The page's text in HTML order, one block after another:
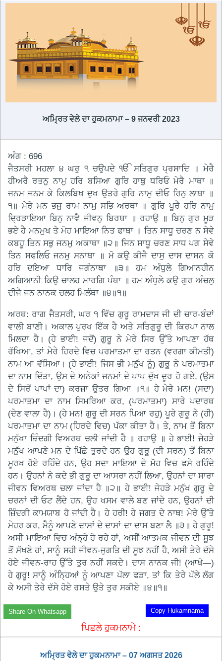
ਅਮ੍ਰਿਤ ਵੇਲੇ ਦਾ ਹੁਕਮਨਾਮਾ – 9 ਜਨਵਰੀ 2023
ਅੰਗ : 696
ਜੈਤਸਰੀ ਮਹਲਾ ੪ ਘਰੁ ੧ ਚਉਪਦੇ ੴ ਸਤਿਗੁਰ ਪ੍ਰਸਾਦਿ ॥ ਮੇਰੈ
ਹੀਅਰੈ ਰਤਨੁ ਨਾਮੁ ਹਰਿ ਬਸਿਆ ਗੁਰਿ ਹਾਥੁ ਧਰਿਓ ਮੇਰੈ ਮਾਥਾ ॥
ਜਨਮ ਜਨਮ ਕੇ ਕਿਲਬਿਖ ਦੁਖ ਉਤਰੇ ਗੁਰਿ ਨਾਮੁ ਦੀਓ ਰਿਨੁ ਲਾਥਾ ॥
੧॥ ਮੇਰੇ ਮਨ ਭਜੁ ਰਾਮ ਨਾਮੁ ਸਭਿ ਅਰਥਾ ॥ ਗੁਰਿ ਪੂਰੈ ਹਰਿ ਨਾਮੁ
ਦ੍ਰਿੜਾਇਆ ਬਿਨੁ ਨਾਵੈ ਜੀਵਨੁ ਬਿਰਥਾ ॥ ਰਹਾਉ ॥ ਬਿਨੁ ਗੁਰ ਮੂੜ
ਭਏ ਹੈ ਮਨਮੁਖ ਤੇ ਮੋਹ ਮਾਇਆ ਨਿਤ ਫਾਥਾ ॥ ਤਿਨ ਸਾਧੂ ਚਰਣ ਨ ਸੇਵੇ
ਕਬਹੂ ਤਿਨ ਸਭੁ ਜਨਮੁ ਅਕਾਥਾ ॥੨॥ ਜਿਨ ਸਾਧੂ ਚਰਣ ਸਾਧ ਪਗ ਸੇਵੇ
ਤਿਨ ਸਫਲਿਓ ਜਨਮੁ ਸਨਾਥਾ ॥ ਮੋ ਕਉ ਕੀਜੈ ਦਾਸੁ ਦਾਸ ਦਾਸਨ ਕੋ
ਹਰਿ ਦਇਆ ਧਾਰਿ ਜਗੰਨਾਥਾ ॥੩॥ ਹਮ ਅੰਧੁਲੇ ਗਿਆਨਹੀਨ
ਅਗਿਆਨੀ ਕਿਉ ਚਾਲਹ ਮਾਰਗਿ ਪੰਥਾ ॥ ਹਮ ਅੰਧੁਲੇ ਕਉ ਗੁਰ ਅੰਚਲੁ
ਦੀਜੈ ਜਨ ਨਾਨਕ ਚਲਹ ਮਿਲੰਥਾ ॥੪॥੧॥
ਅਰਥ: ਰਾਗ ਜੈਤਸਰੀ, ਘਰ ੧ ਵਿੱਚ ਗੁਰੂ ਰਾਮਦਾਸ ਜੀ ਦੀ ਚਾਰ-ਬੰਦਾਂ
ਵਾਲੀ ਬਾਣੀ। ਅਕਾਲ ਪੁਰਖ ਇੱਕ ਹੈ ਅਤੇ ਸਤਿਗੁਰੂ ਦੀ ਕਿਰਪਾ ਨਾਲ
ਮਿਲਦਾ ਹੈ। (ਹੇ ਭਾਈ! ਜਦੋਂ) ਗੁਰੂ ਨੇ ਮੇਰੇ ਸਿਰ ਉੱਤੇ ਆਪਣਾ ਹੱਥ
ਰੱਖਿਆ, ਤਾਂ ਮੇਰੇ ਹਿਰਦੇ ਵਿਚ ਪਰਮਾਤਮਾ ਦਾ ਰਤਨ (ਵਰਗਾ ਕੀਮਤੀ)
ਨਾਮ ਆ ਵੱਸਿਆ। (ਹੇ ਭਾਈ! ਜਿਸ ਭੀ ਮਨੁੱਖ ਨੂੰ) ਗੁਰੂ ਨੇ ਪਰਮਾਤਮਾ
ਦਾ ਨਾਮ ਦਿੱਤਾ, ਉਸ ਦੇ ਅਨੇਕਾਂ ਜਨਮਾਂ ਦੇ ਪਾਪ ਦੁੱਖ ਦੂਰ ਹੋ ਗਏ, (ਉਸ
ਦੇ ਸਿਰੋਂ ਪਾਪਾਂ ਦਾ) ਕਰਜ਼ਾ ਉਤਰ ਗਿਆ ॥੧॥ ਹੇ ਮੇਰੇ ਮਨ! (ਸਦਾ)
ਪਰਮਾਤਮਾ ਦਾ ਨਾਮ ਸਿਮਰਿਆ ਕਰ, (ਪਰਮਾਤਮਾ) ਸਾਰੇ ਪਦਾਰਥ
(ਦੇਣ ਵਾਲਾ ਹੈ)। (ਹੇ ਮਨ! ਗੁਰੂ ਦੀ ਸਰਨ ਪਿਆ ਰਹੁ) ਪੂਰੇ ਗੁਰੂ ਨੇ (ਹੀ)
ਪਰਮਾਤਮਾ ਦਾ ਨਾਮ (ਹਿਰਦੇ ਵਿਚ) ਪੱਕਾ ਕੀਤਾ ਹੈ। ਤੇ, ਨਾਮ ਤੋਂ ਬਿਨਾ
ਮਨੁੱਖਾ ਜ਼ਿੰਦਗੀ ਵਿਅਰਥ ਚਲੀ ਜਾਂਦੀ ਹੈ ॥ ਰਹਾਉ ॥ ਹੇ ਭਾਈ! ਜੇਹੜੇ
ਮਨੁੱਖ ਆਪਣੇ ਮਨ ਦੇ ਪਿੱਛੇ ਤੁਰਦੇ ਹਨ ਉਹ ਗੁਰੂ (ਦੀ ਸਰਨ) ਤੋਂ ਬਿਨਾ
ਮੂਰਖ ਹੋਏ ਰਹਿੰਦੇ ਹਨ, ਉਹ ਸਦਾ ਮਾਇਆ ਦੇ ਮੋਹ ਵਿਚ ਫਸੇ ਰਹਿੰਦੇ
ਹਨ। ਉਹਨਾਂ ਨੇ ਕਦੇ ਭੀ ਗੁਰੂ ਦਾ ਆਸਰਾ ਨਹੀਂ ਲਿਆ, ਉਹਨਾਂ ਦਾ ਸਾਰਾ
ਜੀਵਨ ਵਿਅਰਥ ਚਲਾ ਜਾਂਦਾ ਹੈ ॥੨॥ ਹੇ ਭਾਈ! ਜੇਹੜੇ ਮਨੁੱਖ ਗੁਰੂ ਦੇ
ਚਰਨਾਂ ਦੀ ਓਟ ਲੈਂਦੇ ਹਨ, ਉਹ ਖਸਮ ਵਾਲੇ ਬਣ ਜਾਂਦੇ ਹਨ, ਉਹਨਾਂ ਦੀ
ਜ਼ਿੰਦਗੀ ਕਾਮਯਾਬ ਹੋ ਜਾਂਦੀ ਹੈ। ਹੇ ਹਰੀ! ਹੇ ਜਗਤ ਦੇ ਨਾਥ! ਮੇਰੇ ਉੱਤੇ
ਮੇਹਰ ਕਰ, ਮੈਨੂੰ ਆਪਣੇ ਦਾਸਾਂ ਦੇ ਦਾਸਾਂ ਦਾ ਦਾਸ ਬਣਾ ਲੈ ॥੩॥ ਹੇ ਗੁਰੂ!
ਅਸੀ ਮਾਇਆ ਵਿਚ ਅੰਨ੍ਹੇ ਹੋ ਰਹੇ ਹਾਂ, ਅਸੀਂ ਆਤਮਕ ਜੀਵਨ ਦੀ ਸੂਝ
ਤੋਂ ਸੱਖਣੇ ਹਾਂ, ਸਾਨੂੰ ਸਹੀ ਜੀਵਨ-ਜੁਗਤਿ ਦੀ ਸੂਝ ਨਹੀਂ ਹੈ, ਅਸੀ ਤੇਰੇ ਦੱਸੇ
ਹੋਏ ਜੀਵਨ-ਰਾਹ ਉੱਤੇ ਤੁਰ ਨਹੀਂ ਸਕਦੇ। ਦਾਸ ਨਾਨਕ ਜੀ! (ਆਖੋ—)
ਹੇ ਗੁਰੂ! ਸਾਨੂੰ ਅੰਨ੍ਹਿਆਂ ਨੂੰ ਆਪਣਾ ਪੱਲਾ ਫੜਾ, ਤਾਂ ਕਿ ਤੇਰੇ ਪੱਲੇ ਲੱਗ
ਕੇ ਅਸੀ ਤੇਰੇ ਦੱਸੇ ਹੋਏ ਰਸਤੇ ਉਤੇ ਤੁਰ ਸਕੀਏ ॥੪॥੧॥
Copy Hukamnama
Share On Whatsapp
ਪਿਛਲੇ ਹੁਕਮਨਾਮੇ :
ਅਮ੍ਰਿਤ ਵੇਲੇ ਦਾ ਹੁਕਮਨਾਮਾ – 07 ਅਗਸਤ 2026